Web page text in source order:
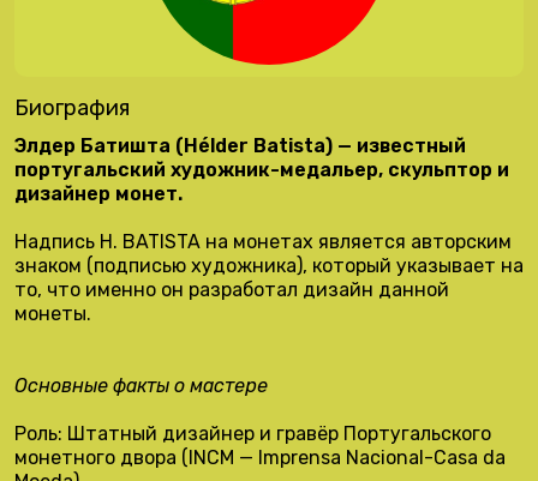
Биография
Элдер Батишта (Hélder Batista) — известный
португальский художник-медальер, скульптор и
дизайнер монет.
Надпись H. BATISTA на монетах является авторским
знаком (подписью художника), который указывает на
то, что именно он разработал дизайн данной
монеты.
Основные факты о мастере
Роль: Штатный дизайнер и гравёр Португальского
монетного двора (INCM — Imprensa Nacional-Casa da